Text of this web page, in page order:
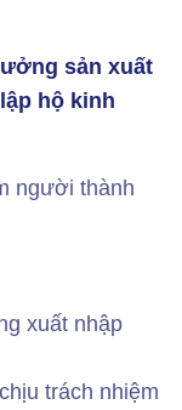
sản xuất
hộ kinh
người thành
xuất nhập
trách nhiệm